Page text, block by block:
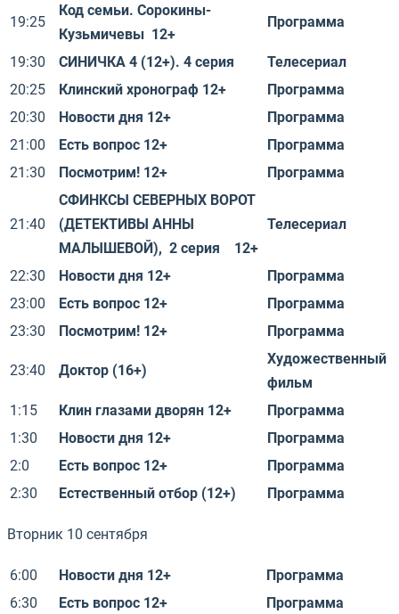
19:25
Код семьи. Сорокины-
Кузьмичевы 12+
Программа
19:30 СИНИЧКА 4 (12+). 4 серия
Телесериал
20:25
Клинский хронограф 12+
Программа
20:30
Новости дня 12+
Программа
21:00
Есть вопрос 12+
Программа
21:30
Посмотрим! 12+ Программа
21:40
СФИНКСЫ СЕВЕРНЫХ ВОРОТ
(ДЕТЕКТИВЫ АННЫ
МАЛЫШЕВОЙ), 2 серия 12+
Телесериал
22:30 Новости дня 12+
Программа
23:00
Есть вопрос 12+
Программа
23:30
Посмотрим! 12+ Программа
23:40 Доктор (16+)
Художественный
фильм
1:15
Клин глазами дворян 12+
Программа
1:30
Новости дня 12+
Программа
2:0
Есть вопрос 12+
Программа
2:30
Естественный отбор (12+) Программа
Вторник 10 сентября
6:00 Новости дня 12+
Программа
6:30
Есть вопрос 12+
Программа